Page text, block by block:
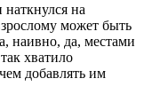
на
может быть
наивно, да, местами
хватило
добавлять им